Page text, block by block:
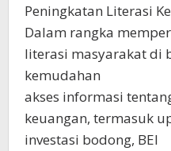
Peningkatan Literasi
Dalam rangka
literasi masyarakat di
kemudahan
akses informasi
keuangan, termasuk
investasi bodong, BEI